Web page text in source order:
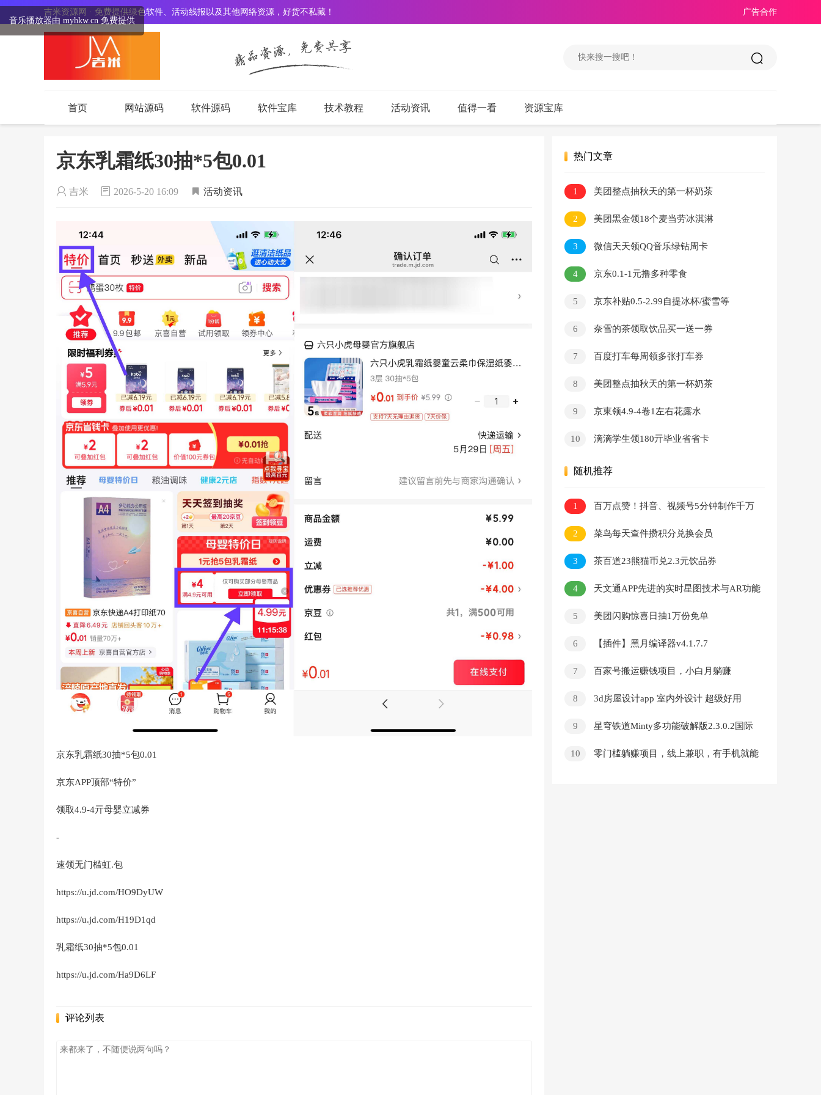
吉米资源网 · 免费提供绿色软件、活动线报以及其他网络资源，好货不私藏！ 广告合作
首页 网站源码 软件源码 软件宝库 技术教程 活动资讯 值得一看 资源宝库
京东乳霜纸30抽*5包0.01
吉米 2026-5-20 16:09 活动资讯
京东乳霜纸30抽*5包0.01
京东APP顶部“特价”
领取4.9-4亓母婴立减券
-
速领无门槛虹.包
https://u.jd.com/HO9DyUW
https://u.jd.com/H19D1qd
乳霜纸30抽*5包0.01
https://u.jd.com/Ha9D6LF
评论列表
热门文章
1 美团整点抽秋天的第一杯奶茶
2 美团黑金领18个麦当劳冰淇淋
3 微信天天领QQ音乐绿钻周卡
4 京东0.1-1元撸多种零食
5 京东补贴0.5-2.99自提冰杯/蜜雪等
6 奈雪的茶领取饮品买一送一券
7 百度打车每周领多张打车券
8 美团整点抽秋天的第一杯奶茶
9 京東领4.9-4卷1左右花露水
10 滴滴学生领180亓毕业省省卡
随机推荐
1
百万点赞！抖音、视频号5分钟制作千万
播放国学感悟视频，快速拿到结果
2
菜鸟每天查件攒积分兑换会员
3 茶百道23熊猫币兑2.3元饮品券
4 天文通APP先进的实时星图技术与AR功能
5 美团闪购惊喜日抽1万份免单
6 【插件】黑月编译器v4.1.7.7
7
百家号搬运赚钱项目，小白月躺赚
8
3d房屋设计app 室内外设计 超级好用
9
星穹铁道Minty多功能破解版2.3.0.2国际
10
零门槛躺赚项目，线上兼职，有手机就能
音乐播放器由 myhkw.cn 免费提供